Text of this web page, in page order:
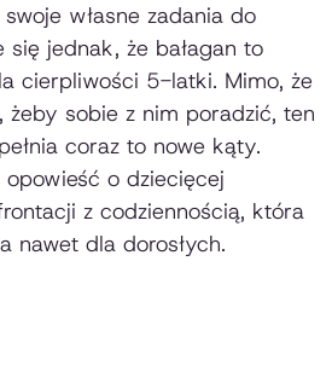
własne zadania do
się jednak, że bałagan to
cierpliwości 5-latki. Mimo, że
żeby sobie z nim poradzić, ten
coraz to nowe kąty.
opowieść o dziecięcej
z codziennością, która
nawet dla dorosłych.